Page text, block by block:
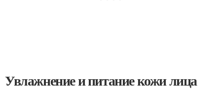
Увлажнение и питание кожи лица